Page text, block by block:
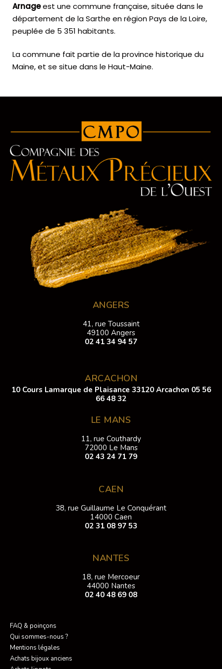
Arnageest une commune française, située dans le
département de la Sarthe en région Pays de la Loire,
peuplée de 5 351 habitants.
La commune fait partie de la province historique du
Maine, et se situe dans le Haut-Maine.
ANGERS
41, rue Toussaint
49100 Angers
02 41 34 94 57
ARCACHON
10 Cours Lamarque de Plaisance 33120 Arcachon 05 56
66 48 32
LE MANS
11, rue Couthardy
72000 Le Mans
02 43 24 71 79
CAEN
38, rue Guillaume Le Conquérant
14000 Caen
02 31 08 97 53
NANTES
18, rue Mercoeur
44000 Nantes
02 40 48 69 08
FAQ & poinçons
Qui sommes-nous ?
Mentions légales
Achats bijoux anciens